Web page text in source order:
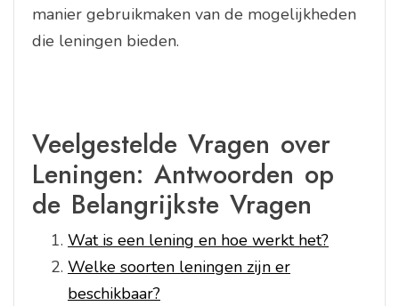
manier gebruikmaken van de mogelijkheden
die leningen bieden.
Veelgestelde Vragen over
Leningen: Antwoorden op
de Belangrijkste Vragen
Wat is een lening en hoe werkt het?
Welke soorten leningen zijn er
beschikbaar?